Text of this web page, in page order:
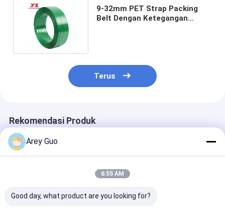
9-32mm PET Strap Packing
Belt Dengan Ketegangan
Terus
Rekomendasi Produk
Arey Guo
6:55 AM
Good day, what product are you looking for?